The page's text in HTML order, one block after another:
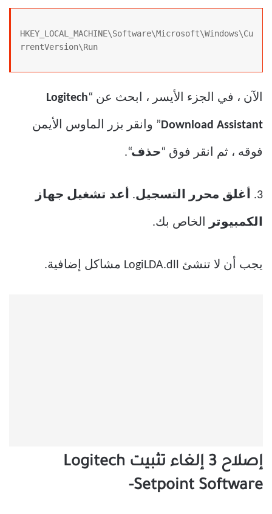
HKEY_LOCAL_MACHINE\Software\Microsoft\Windows\Cu
rrentVersion\Run
الآن ، في الجزء الأيسر ، ابحث عن “Logitech
Download Assistant” وانقر بزر الماوس الأيمن
فوقه ، ثم انقر فوق “حذف“.
3. أغلق محرر التسجيل. أعد تشغيل جهاز
الكمبيوتر الخاص بك.
يجب أن لا تنشئ LogiLDA.dll مشاكل إضافية.
إصلاح 3 إلغاء تثبيت Logitech
Setpoint Software-